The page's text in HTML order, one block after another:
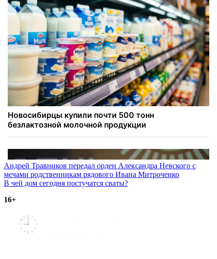
Навигация
по
Андрей Травников передал орден Александра Невского с
мечами родственникам рядового Ивана Митроченко
В чей дом сегодня постучатся сваты?
16+